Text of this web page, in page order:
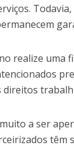
realize uma
direitos
a ser
têm